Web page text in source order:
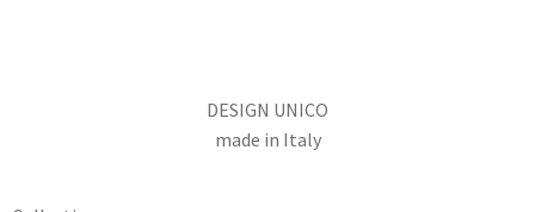
DESIGN UNICO
made in Italy